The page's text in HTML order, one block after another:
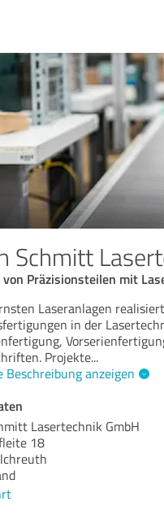
Schmitt
Präzisionsteilen mit
Laseranlagen
in der
Projekte...
Beschreibung anzeigen
Lasertechnik GmbH
18